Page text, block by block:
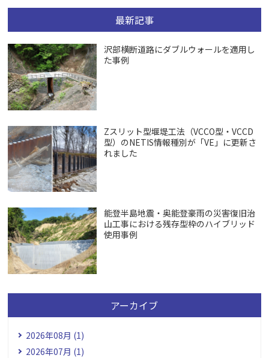
最新記事
沢部横断道路にダブルウォールを適用し
た事例
Zスリット型堰堤工法（VCCO型・VCCD
型）のNETIS情報種別が「VE」に更新さ
れました
能登半島地震・奥能登豪雨の災害復旧治
山工事における残存型枠のハイブリッド
使用事例
アーカイブ
2026年08月 (1)
2026年07月 (1)